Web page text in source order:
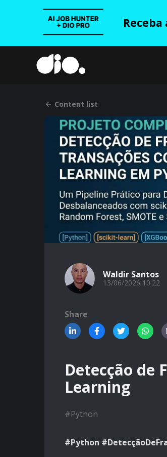
Content list
Waldir Santos
13/06/2026 10:22
Share
Detecção de
Learning
#Python
#Python